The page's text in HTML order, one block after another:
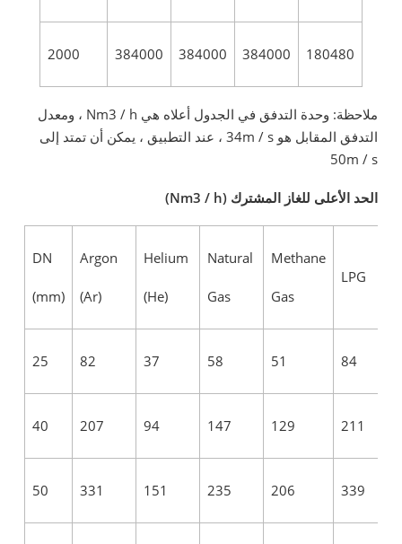
2000 384000 384000 384000 180480
ملاحظة: وحدة التدفق في الجدول أعلاه هي Nm3 / h ، ومعدل
التدفق المقابل هو 34m / s ، عند التطبيق ، يمكن أن تمتد إلى
50m / s
الحد الأعلى للغاز المشترك (Nm3 / h)
DN
(mm)
Argon
(Ar)
Helium
(He)
Natural
Gas
Methane
Gas
LPG
25 82 37 58 51 84
40 207 94 147 129 211
50 331 151 235 206 339